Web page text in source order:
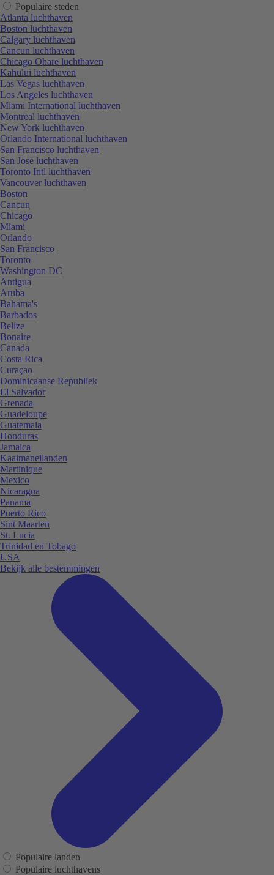
Populaire steden
Atlanta luchthaven
Boston luchthaven
Calgary luchthaven
Cancun luchthaven
Chicago Ohare luchthaven
Kahului luchthaven
Las Vegas luchthaven
Los Angeles luchthaven
Miami International luchthaven
Montreal luchthaven
New York luchthaven
Orlando International luchthaven
San Francisco luchthaven
San Jose luchthaven
Toronto Intl luchthaven
Vancouver luchthaven
Boston
Cancun
Chicago
Miami
Orlando
San Francisco
Toronto
Washington DC
Antigua
Aruba
Bahama's
Barbados
Belize
Bonaire
Canada
Costa Rica
Curaçao
Dominicaanse Republiek
El Salvador
Grenada
Guadeloupe
Guatemala
Honduras
Jamaica
Kaaimaneilanden
Martinique
Mexico
Nicaragua
Panama
Puerto Rico
Sint Maarten
St. Lucia
Trinidad en Tobago
USA
Bekijk alle bestemmingen
Populaire landen
Populaire luchthavens